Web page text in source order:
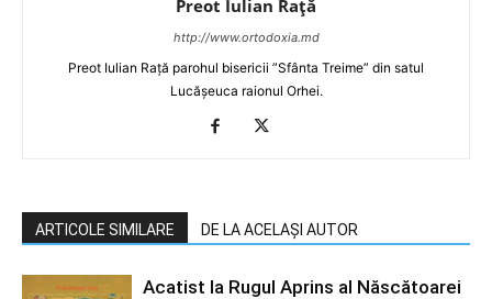
Preot Iulian Raţă
http://www.ortodoxia.md
Preot Iulian Rață parohul bisericii ”Sfânta Treime” din satul
Lucășeuca raionul Orhei.
ARTICOLE SIMILARE DE LA ACELAȘI AUTOR
Acatist la Rugul Aprins al Născătoarei